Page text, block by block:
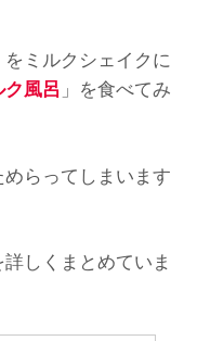
をミルクシェイクに
風呂 」を食べてみ
らってしまいます
しくまとめていま